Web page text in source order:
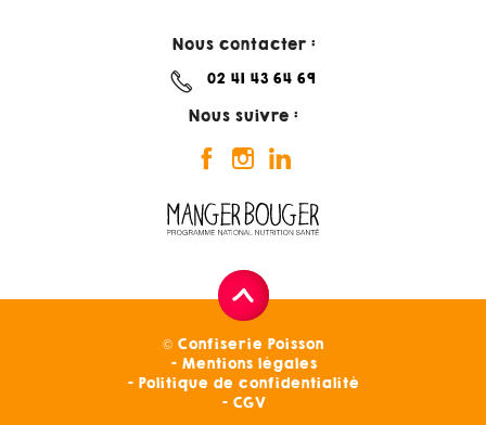
Nous contacter :
02 41 43 64 69
Nous suivre :
© Confiserie Poisson
Mentions légales
Politique de confidentialité
CGV